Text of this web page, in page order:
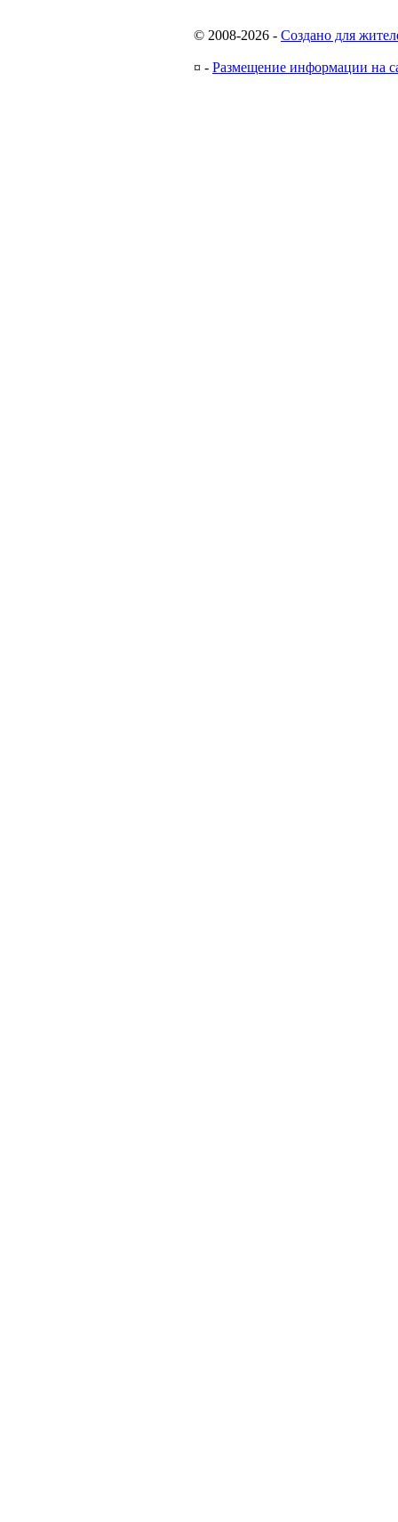
© 2008-2026 - Создано для
¤ - Размещение информации на